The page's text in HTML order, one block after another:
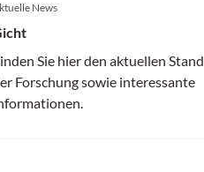
News
Sie hier den aktuellen Stand
Forschung sowie interessante